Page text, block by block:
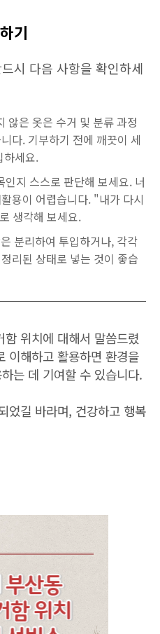
기
시 다음 사항을 확인하세
않은 옷은 수거 및 분류 과정
다. 기부하기 전에 깨끗이 세
하세요.
인지 스스로 판단해 보세요. 너
용이 어렵습니다. "내가 다시
생각해 보세요.
분리하여 투입하거나, 각각
리된 상태로 넣는 것이 좋습
함 위치에 대해서 말씀드렸
이해하고 활용하면 환경을
는 데 기여할 수 있습니다.
었길 바라며, 건강하고 행복